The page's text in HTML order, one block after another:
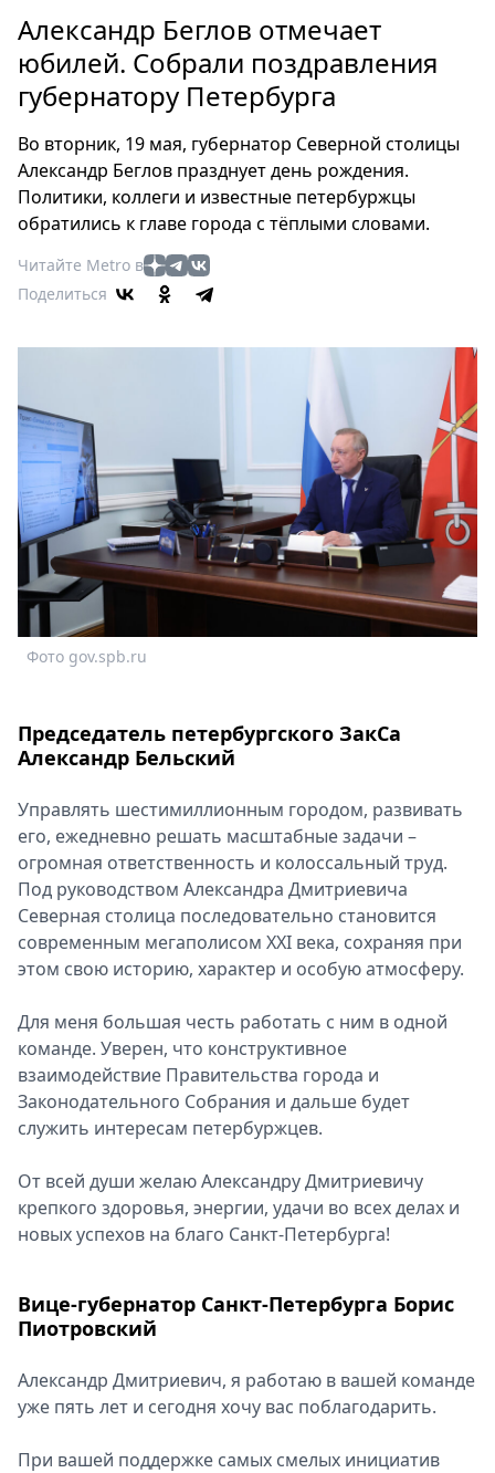
Россия
Мир
Здоровье
Туризм
Мода
Театр
Кино
Афиша
Книги
Выставки
Metro
Стримы
Спецпроекты
Звезды
Выборы
Metro
Александр Беглов отмечает
юбилей. Собрали поздравления
губернатору Петербурга
Во вторник, 19 мая, губернатор Северной столицы
Александр Беглов празднует день рождения.
Политики, коллеги и известные петербуржцы
обратились к главе города с тёплыми словами.
Читайте Metro в
Поделиться
Фото gov.spb.ru
Председатель петербургского ЗакСа
Александр Бельский
Управлять шестимиллионным городом, развивать
его, ежедневно решать масштабные задачи –
огромная ответственность и колоссальный труд.
Под руководством Александра Дмитриевича
Северная столица последовательно становится
современным мегаполисом XXI века, сохраняя при
этом свою историю, характер и особую атмосферу.
Для меня большая честь работать с ним в одной
команде. Уверен, что конструктивное
взаимодействие Правительства города и
Законодательного Собрания и дальше будет
служить интересам петербуржцев.
От всей души желаю Александру Дмитриевичу
крепкого здоровья, энергии, удачи во всех делах и
новых успехов на благо Санкт-Петербурга!
Вице-губернатор Санкт-Петербурга Борис
Пиотровский
Александр Дмитриевич, я работаю в вашей команде
уже пять лет и сегодня хочу вас поблагодарить.
При вашей поддержке самых смелых инициатив